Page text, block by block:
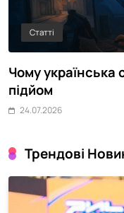
Статті
Чому
підйом
24.07.2026
Трендові